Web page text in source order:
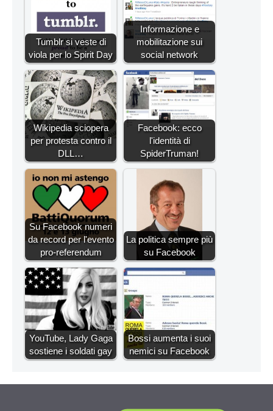
Tumblr si veste di
viola per lo Spirit Day
Informazione e
mobilitazione sui
social network
Wikipedia sciopera
per protesta contro il
DLL…
Facebook: ecco
l'identità di
SpiderTruman!
Su Facebook numeri
da record per l'evento
pro-referendum
La politica sempre più
su Facebook
YouTube, Lady Gaga
sostiene i soldati gay
Bossi aumenta i suoi
nemici su Facebook